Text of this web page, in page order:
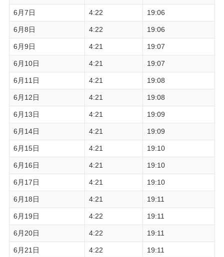
6月7日 4:22 19:06
6月8日 4:22 19:06
6月9日 4:21 19:07
6月10日 4:21 19:07
6月11日 4:21 19:08
6月12日 4:21 19:08
6月13日 4:21 19:09
6月14日 4:21 19:09
6月15日 4:21 19:10
6月16日 4:21 19:10
6月17日 4:21 19:10
6月18日 4:21 19:11
6月19日 4:22 19:11
6月20日 4:22 19:11
6月21日 4:22 19:11